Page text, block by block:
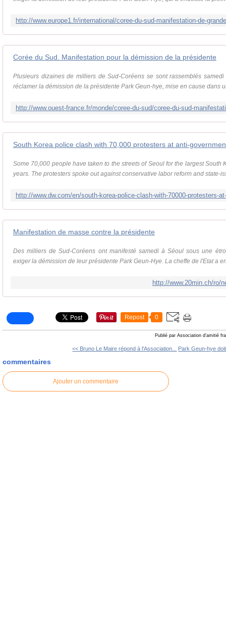
Corée du Sud. Manifestation pour la démission de la présidente
Plusieurs dizaines de milliers de Sud-Coréens se sont rassemblés
réclamer la démission de la présidente Park Geun-hye, mise en cause dans
Some 70,000 people have taken to the streets of Seoul for the largest South
years. The protesters spoke out against conservative labor reform and state-
Manifestation de masse contre la présidente
Des milliers de Sud-Coréens ont manifesté samedi à Séoul sous une
exiger la démission de leur présidente Park Geun-Hye. La cheffe de l'Etat a
http://www.20min.ch/ro/
Repost 0
Publié par Association d'amitié
<< Bruno Le Maire répond à l'Association... Park Geun-hye
commentaires
Ajouter un commentaire